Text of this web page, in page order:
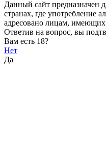
Данный сайт предназначен
странах, где употребление
адресовано лицам, имеющих
Ответив на вопрос, вы
Вам есть 18?
Нет
Да